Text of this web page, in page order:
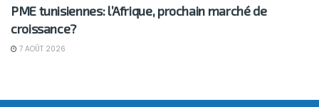
PME tunisiennes: l’Afrique, prochain marché de
croissance?
7 AOÛT 2026